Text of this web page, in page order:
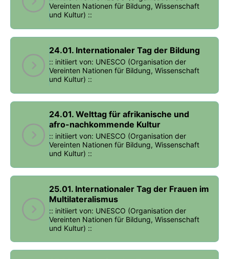
Vereinten Nationen für Bildung, Wissenschaft
und Kultur) ::
24.01. Internationaler Tag der Bildung
:: initiiert von: UNESCO (Organisation der
Vereinten Nationen für Bildung, Wissenschaft
und Kultur) ::
24.01. Welttag für afrikanische und
afro-nachkommende Kultur
:: initiiert von: UNESCO (Organisation der
Vereinten Nationen für Bildung, Wissenschaft
und Kultur) ::
25.01. Internationaler Tag der Frauen im
Multilateralismus
:: initiiert von: UNESCO (Organisation der
Vereinten Nationen für Bildung, Wissenschaft
und Kultur) ::